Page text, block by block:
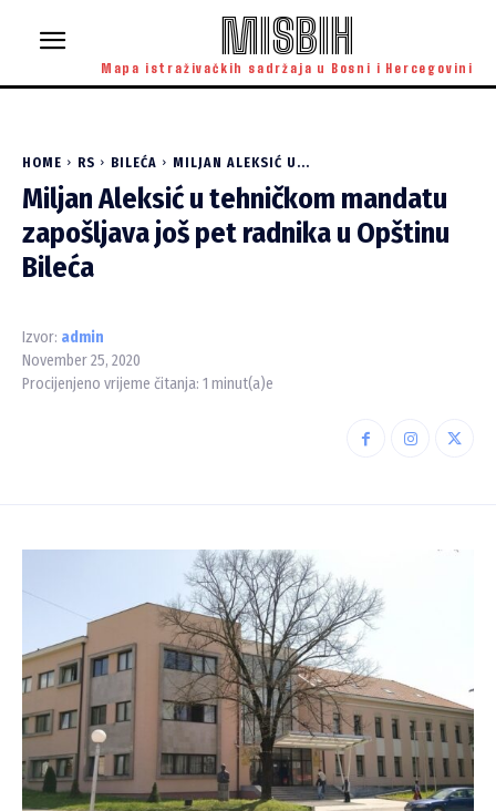
MISBIH
Mapa istraživačkih sadržaja u Bosni i Hercegovini
HOME RS BILEĆA MILJAN ALEKSIĆ U...
Miljan Aleksić u tehničkom mandatu
zapošljava još pet radnika u Opštinu
Bileća
Izvor: admin
November 25, 2020
Procijenjeno vrijeme čitanja: 1 minut(a)e